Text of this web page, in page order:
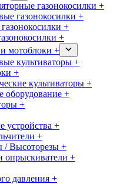
газонокосилки +
газонокосилки +
+
+
мотоблоки +
культиваторы +
+
культиваторы +
оборудование +
+
устройства +
+
Высоторезы +
опрыскиватели +
давления +